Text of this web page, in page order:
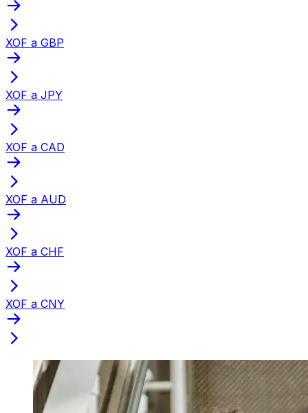
XOF a GBP
XOF a JPY
XOF a CAD
XOF a AUD
XOF a CHF
XOF a CNY